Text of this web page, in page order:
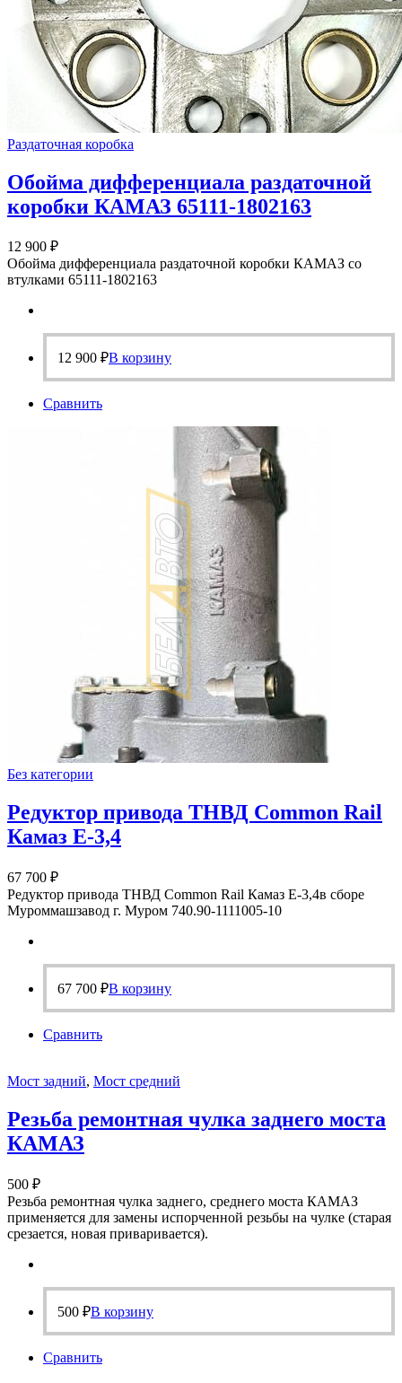
Раздаточная коробка
Обойма дифференциала раздаточной
коробки КАМАЗ 65111-1802163
12 900 ₽
Обойма дифференциала раздаточной коробки КАМАЗ со
втулками 65111-1802163
12 900 ₽В корзину
Сравнить
Без категории
Редуктор привода ТНВД Common Rail
Камаз Е-3,4
67 700 ₽
Редуктор привода ТНВД Common Rail Камаз Е-3,4в сборе
Муроммашзавод г. Муром 740.90-1111005-10
67 700 ₽В корзину
Сравнить
Мост задний, Мост средний
Резьба ремонтная чулка заднего моста
КАМАЗ
500 ₽
Резьба ремонтная чулка заднего, среднего моста КАМАЗ
применяется для замены испорченной резьбы на чулке (старая
срезается, новая приваривается).
500 ₽В корзину
Сравнить